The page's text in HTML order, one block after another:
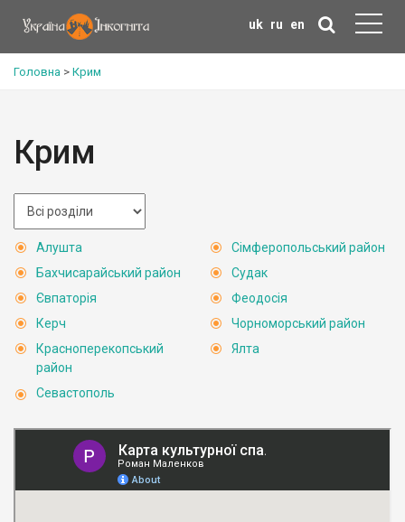
uk ru en
Головна > Крим
Крим
Алушта
Бахчисарайський район
Євпаторія
Керч
Красноперекопський
район
Севастополь
Сімферопольський район
Судак
Феодосія
Чорноморський район
Ялта